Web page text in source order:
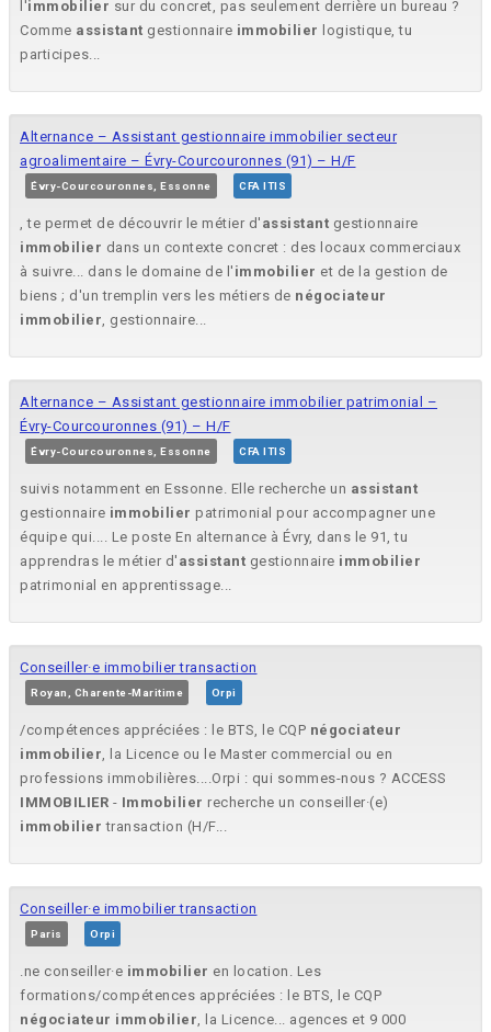
l'immobilier sur du concret, pas seulement derrière un bureau ?
Comme assistant gestionnaire immobilier logistique, tu
participes...
Alternance – Assistant gestionnaire immobilier secteur
agroalimentaire – Évry-Courcouronnes (91) – H/F
Évry-Courcouronnes, Essonne CFA ITIS
, te permet de découvrir le métier d' assistant gestionnaire
immobilier dans un contexte concret : des locaux commerciaux
à suivre... dans le domaine de l' immobilier et de la gestion de
biens ; d'un tremplin vers les métiers de négociateur
immobilier, gestionnaire...
Alternance – Assistant gestionnaire immobilier patrimonial –
Évry-Courcouronnes (91) – H/F
Évry-Courcouronnes, Essonne CFA ITIS
suivis notamment en Essonne. Elle recherche un assistant
gestionnaire immobilier patrimonial pour accompagner une
équipe qui.... Le poste En alternance à Évry, dans le 91, tu
apprendras le métier d' assistant gestionnaire immobilier
patrimonial en apprentissage...
Conseiller·e immobilier transaction
Royan, Charente-Maritime Orpi
/compétences appréciées : le BTS, le CQP négociateur
immobilier, la Licence ou le Master commercial ou en
professions immobilières....Orpi : qui sommes-nous ? ACCESS
IMMOBILIER - Immobilier recherche un conseiller·(e)
immobilier transaction (H/F...
Conseiller·e immobilier transaction
Paris Orpi
.ne conseiller·e immobilier en location. Les
formations/compétences appréciées : le BTS, le CQP
négociateur immobilier, la Licence... agences et 9 000